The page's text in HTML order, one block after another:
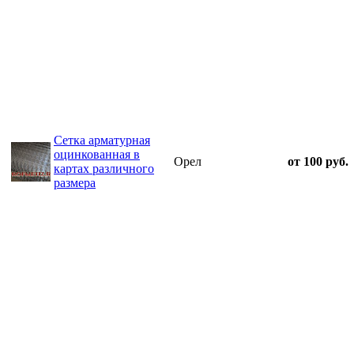
Сетка арматурная
оцинкованная в
картах различного
размера
Орел от 100 руб.